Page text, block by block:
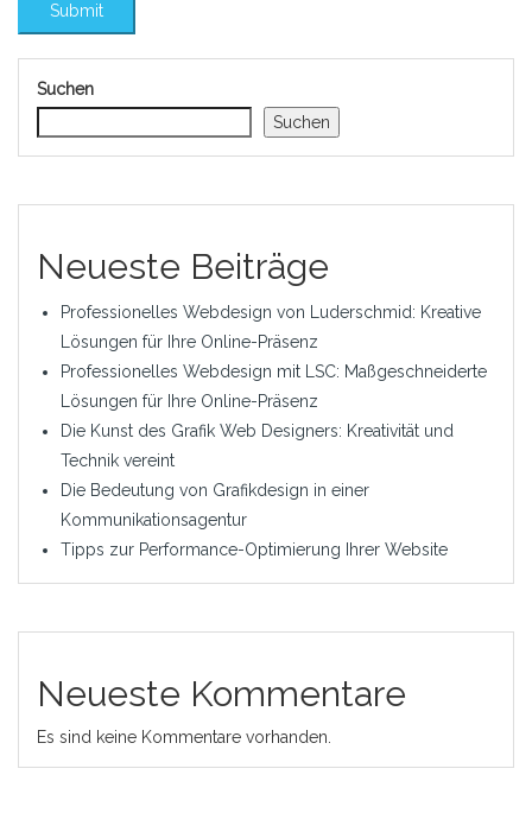
Suchen
Suchen
Neueste Beiträge
Professionelles Webdesign von Luderschmid: Kreative
Lösungen für Ihre Online-Präsenz
Professionelles Webdesign mit LSC: Maßgeschneiderte
Lösungen für Ihre Online-Präsenz
Die Kunst des Grafik Web Designers: Kreativität und
Technik vereint
Die Bedeutung von Grafikdesign in einer
Kommunikationsagentur
Tipps zur Performance-Optimierung Ihrer Website
Neueste Kommentare
Es sind keine Kommentare vorhanden.